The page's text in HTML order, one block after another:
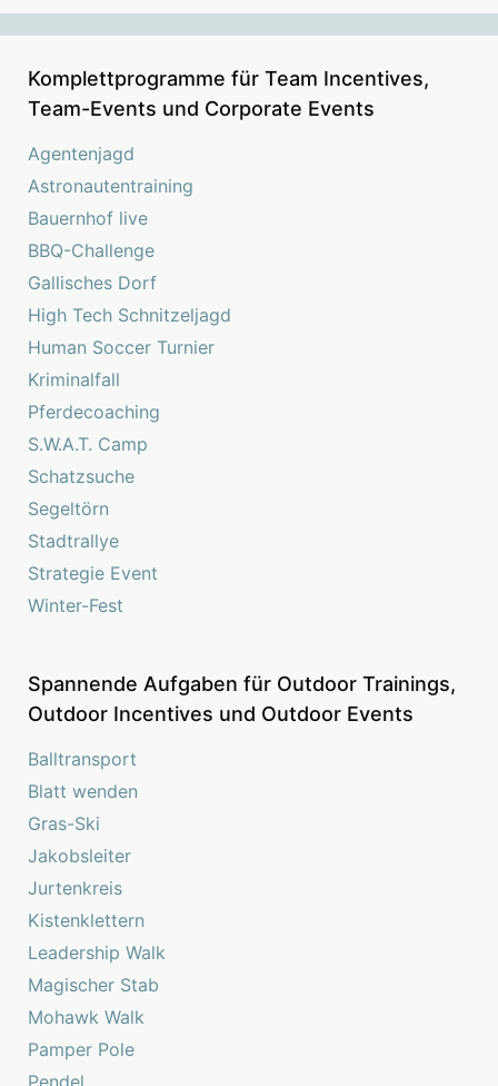
Komplettprogramme für Team Incentives,
Team-Events und Corporate Events
Agentenjagd
Astronautentraining
Bauernhof live
BBQ-Challenge
Gallisches Dorf
High Tech Schnitzeljagd
Human Soccer Turnier
Kriminalfall
Pferdecoaching
S.W.A.T. Camp
Schatzsuche
Segeltörn
Stadtrallye
Strategie Event
Winter-Fest
Spannende Aufgaben für Outdoor Trainings,
Outdoor Incentives und Outdoor Events
Balltransport
Blatt wenden
Gras-Ski
Jakobsleiter
Jurtenkreis
Kistenklettern
Leadership Walk
Magischer Stab
Mohawk Walk
Pamper Pole